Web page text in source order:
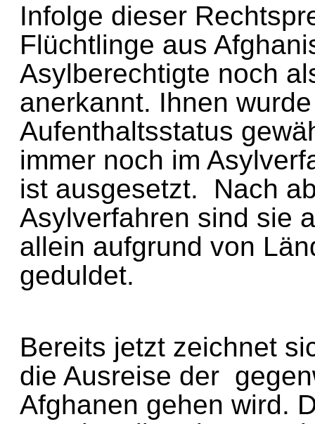
Infolge dieser
Flüchtlinge aus
Asylberechtigte noch
anerkannt. Ihnen
Aufenthaltsstatus
immer noch im
ist ausgesetzt. Nach
Asylverfahren sind
allein aufgrund von
geduldet.
Bereits jetzt zeichnet
die Ausreise der
Afghanen gehen